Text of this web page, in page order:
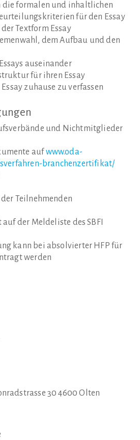
die formalen und inhaltlichen
für den Essay
Textform Essay
dem Aufbau und den
auseinander
für ihren Essay
zuhause zu verfassen
und Nichtmitglieder
aufwww.oda-
branchenzertifikat/
Teilnehmenden
der Meldeliste des SBFI
kann bei absolvierter HFP für
werden
30 4600 Olten